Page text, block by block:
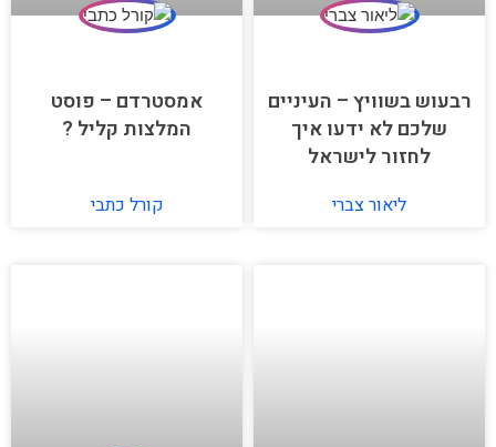
רבעוש בשוויץ – העיניים
שלכם לא ידעו איך
לחזור לישראל
ליאור צברי
אמסטרדם – פוסט
המלצות קליל ?
קורל כתבי